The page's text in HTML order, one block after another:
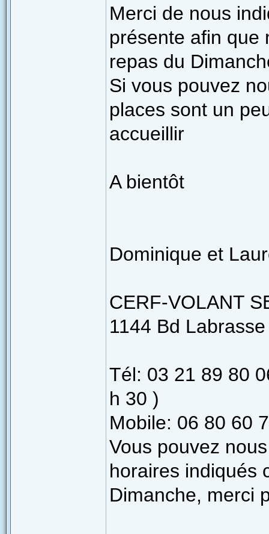
Merci de nous
présente afin que
repas du
Si vous pouvez
places sont un
accueillir
A bientôt
Dominique et
CERF-VOLANT
1144 Bd
Tél: 03 21 89 80
h 30 )
Mobile: 06 80 60
Vous pouvez
horaires indiqués
Dimanche, merci